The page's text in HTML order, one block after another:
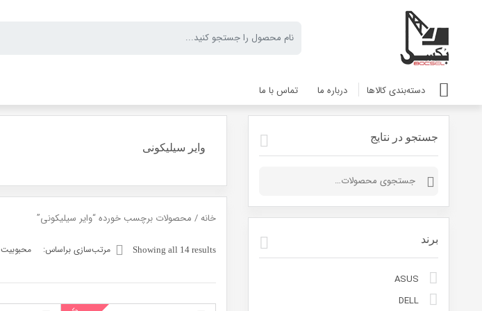
دسته‌بندی کالاها درباره ما تماس با ما
وایر سیلیکونی
خانه/ محصولات برچسب خورده “وایر سیلیکونی”
Showing all 14 results
Sortedمرتب‌سازی براساس: محبوبیت
جستجو در نتایج
جستجو
برند
ASUS
DELL